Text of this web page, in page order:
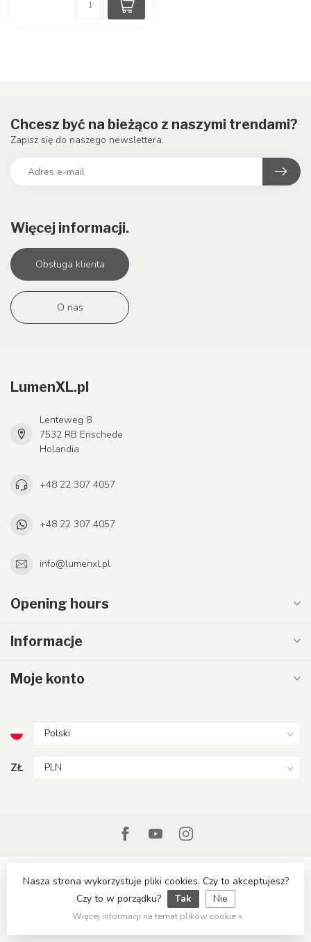
Więcej informacji.
Obsługa klienta
O nas
Chcesz być na bieżąco z naszymi trendami?
Zapisz się do naszego newslettera.
LumenXL.pl
Lenteweg 8
7532 RB Enschede
Holandia
+48 22 307 4057
+48 22 307 4057
info@lumenxl.pl
Opening hours
Informacje
Moje konto
ZŁ
© Copyright 2026 LumenXL.pl
Nasza strona wykorzystuje pliki cookies. Czy to akceptujesz?
Czy to w porządku?
Tak Nie
Więcej informacji na temat plików cookie »